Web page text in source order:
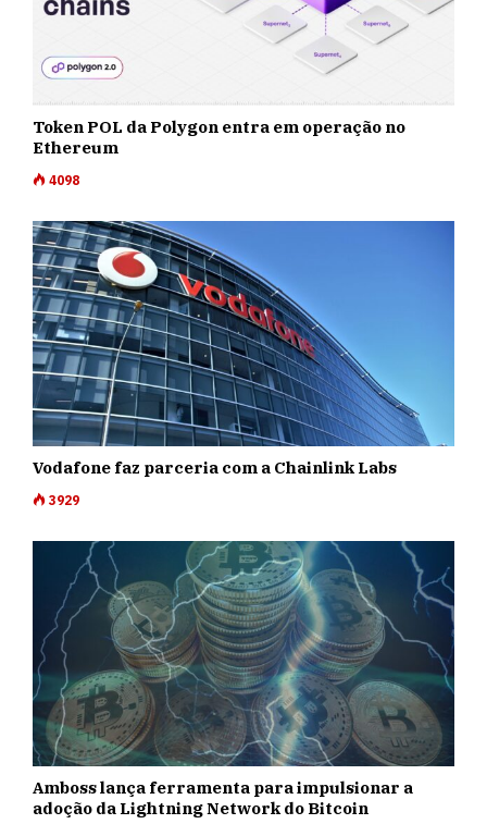
Token POL da Polygon entra em operação no
Ethereum
4098
Vodafone faz parceria com a Chainlink Labs
3929
Amboss lança ferramenta para impulsionar a
adoção da Lightning Network do Bitcoin